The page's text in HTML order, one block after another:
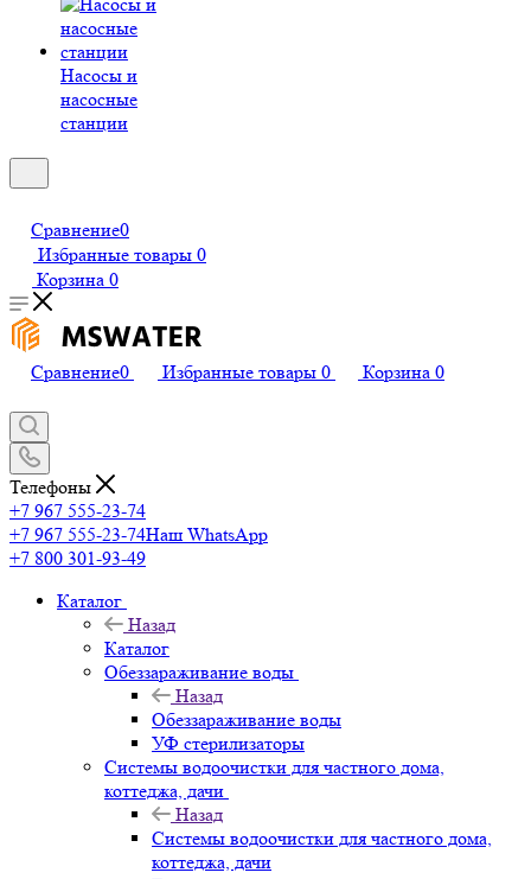
Насосы и
насосные
станции
Сравнение0
Избранные товары 0
Корзина 0
Сравнение0 Избранные товары 0 Корзина 0
Телефоны
+7 967 555-23-74
+7 967 555-23-74Наш WhatsApp
+7 800 301-93-49
Каталог
Назад
Каталог
Обеззараживание воды
Назад
Обеззараживание воды
УФ стерилизаторы
Системы водоочистки для частного дома,
коттеджа, дачи
Назад
Системы водоочистки для частного дома,
коттеджа, дачи